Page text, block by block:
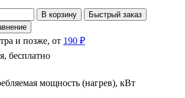
В корзину
Быстрый заказ
и позже, от 190 ₽
бесплатно
мощность (нагрев), кВт